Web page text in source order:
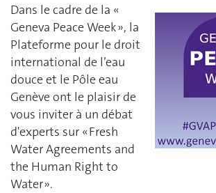
Dans le cadre de la «
Geneva Peace Week », la
Plateforme pour le droit
international de l’eau
douce et le Pôle eau
Genève ont le plaisir de
vous inviter à un débat
d'experts sur « Fresh
Water Agreements and
the Human Right to
Water ».